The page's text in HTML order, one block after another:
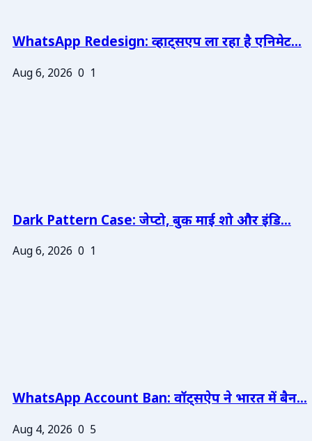
WhatsApp Redesign: व्हाट्सएप ला रहा है एनिमेट...
Aug 6, 2026 0 1
Dark Pattern Case: जेप्टो, बुक माई शो और इंडि...
Aug 6, 2026 0 1
WhatsApp Account Ban: वॉट्सऐप ने भारत में बैन...
Aug 4, 2026 0 5